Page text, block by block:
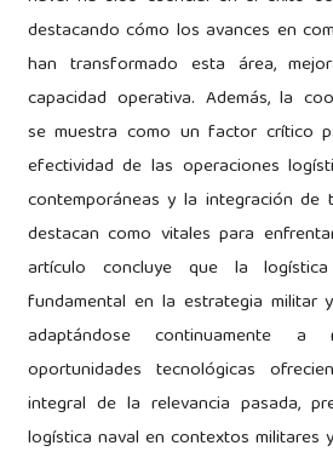
destacando cómo los avances en
han transformado esta área,
capacidad operativa. Además, la
se muestra como un factor crítico
efectividad de las operaciones
contemporáneas y la integración de
destacan como vitales para
artículo concluye que la
fundamental en la estrategia militar
adaptándose continuamente
oportunidades tecnológicas
integral de la relevancia pasada,
logística naval en contextos militares